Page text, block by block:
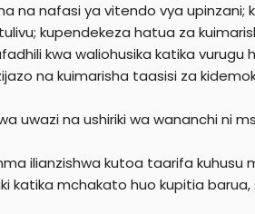
na nafasi ya vitendo vya
kupendekeza hatua za
kwa waliohusika katika
na kuimarisha taasisi za
uwazi na ushiriki wa wananchi ni
ilianzishwa kutoa taarifa kuhusu
katika mchakato huo kupitia